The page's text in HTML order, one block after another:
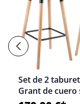
Set de 2
Grant de cuero